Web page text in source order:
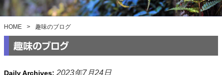
HOME > 趣味のブログ
Daily Archives: 2023年7月24日